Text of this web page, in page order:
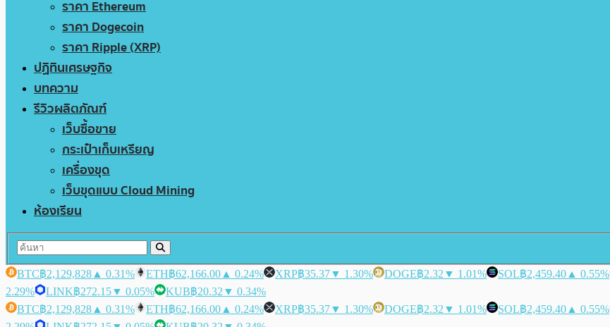
ราคา Ethereum
ราคา Dogecoin
ราคา Ripple (XRP)
ปฏิทินเศรษฐกิจ
บทความ
รีวิวผลิตภัณฑ์
เว็บซื้อขาย
กระเป๋าเก็บเหรียญ
เครื่องขุด
เว็บขุดแบบ Cloud Mining
ห้องเรียน
BTC฿2,129,828 ▲ 0.31% ETH฿62,166.00 ▲ 0.24% XRP฿35.37▼ 1.30% DOGE฿2.32 ▼ 1.01% SOL฿2,459.40 ▲ 0.55%
2.29%
LINK฿272.15▼ 0.05% KUB฿20.32 ▼ 0.34%
BTC฿2,129,828 ▲ 0.31% ETH฿62,166.00 ▲ 0.24% XRP฿35.37▼ 1.30% DOGE฿2.32 ▼ 1.01% SOL฿2,459.40 ▲ 0.55%